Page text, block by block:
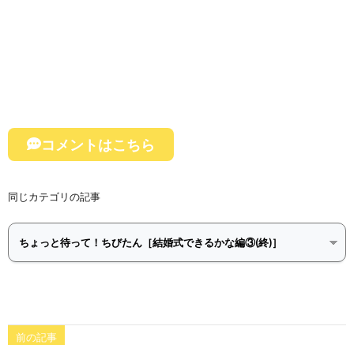
コメントはこちら
同じカテゴリの記事
前の記事